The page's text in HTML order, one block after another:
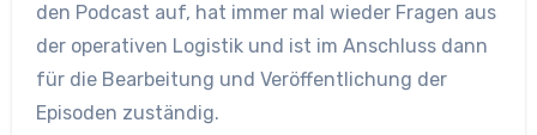
den Podcast auf, hat immer mal wieder Fragen aus
der operativen Logistik und ist im Anschluss dann
für die Bearbeitung und Veröffentlichung der
Episoden zuständig.